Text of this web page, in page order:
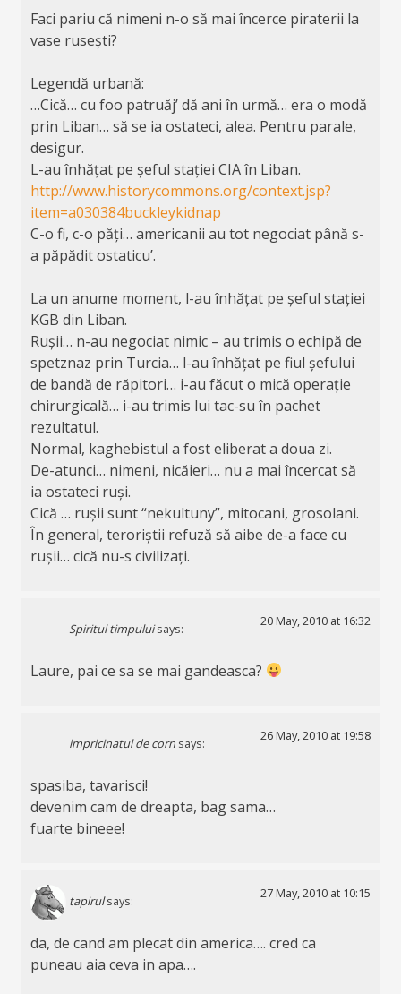
Faci pariu că nimeni n-o să mai încerce piraterii la
vase rusești?
Legendă urbană:
…Cică… cu foo patruăj’ dă ani în urmă… era o modă
prin Liban… să se ia ostateci, alea. Pentru parale,
desigur.
L-au înhățat pe șeful stației CIA în Liban.
http://www.historycommons.org/context.jsp?
item=a030384buckleykidnap
C-o fi, c-o păți… americanii au tot negociat până s-
a păpădit ostaticu’.
La un anume moment, l-au înhățat pe șeful stației
KGB din Liban.
Rușii… n-au negociat nimic – au trimis o echipă de
spetznaz prin Turcia… l-au înhățat pe fiul șefului
de bandă de răpitori… i-au făcut o mică operație
chirurgicală… i-au trimis lui tac-su în pachet
rezultatul.
Normal, kaghebistul a fost eliberat a doua zi.
De-atunci… nimeni, nicăieri… nu a mai încercat să
ia ostateci ruși.
Cică … rușii sunt “nekultuny”, mitocani, grosolani.
În general, teroriștii refuză să aibe de-a face cu
rușii… cică nu-s civilizați.
Spiritul timpului says:
20 May, 2010 at 16:32
Laure, pai ce sa se mai gandeasca?
impricinatul de corn says:
26 May, 2010 at 19:58
spasiba, tavarisci!
devenim cam de dreapta, bag sama…
fuarte bineee!
tapirul says:
27 May, 2010 at 10:15
da, de cand am plecat din america…. cred ca
puneau aia ceva in apa….